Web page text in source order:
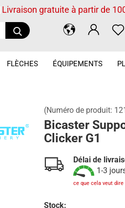
Recherche...
Livraison gratuite à partir de
FLÈCHES ÉQUIPEMENTS
(Numéro de produit:
Bicaster
Clicker G1
Délai de
1-3
ce que cela veut dire
Stock: